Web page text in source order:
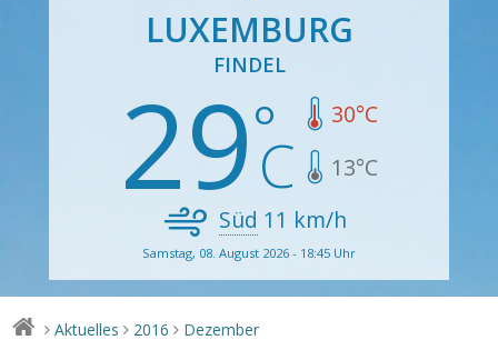
LUXEMBURG
FINDEL
29 30°C
13°C
Süd 11 km/h
Samstag, 08. August 2026 - 18:45 Uhr
> Aktuelles > 2016 > Dezember